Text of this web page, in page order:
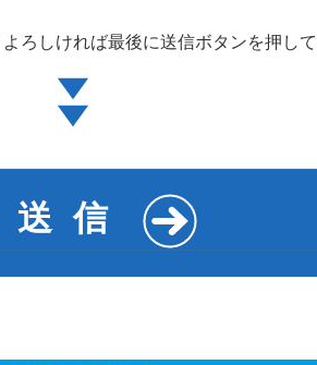
よろしければ最後に送信ボタンを押し